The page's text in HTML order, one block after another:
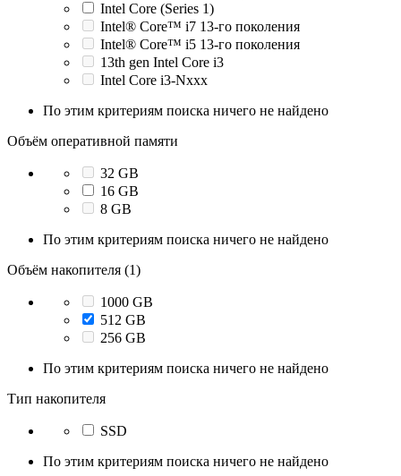
Intel Core (Series 1)
Intel® Core™ i7 13-го поколения
Intel® Core™ i5 13-го поколения
13th gen Intel Core i3
Intel Core i3-Nxxx
По этим критериям поиска ничего не найдено
Объём оперативной памяти
32 GB
16 GB
8 GB
По этим критериям поиска ничего не найдено
Объём накопителя (1)
1000 GB
512 GB
256 GB
По этим критериям поиска ничего не найдено
Тип накопителя
SSD
По этим критериям поиска ничего не найдено